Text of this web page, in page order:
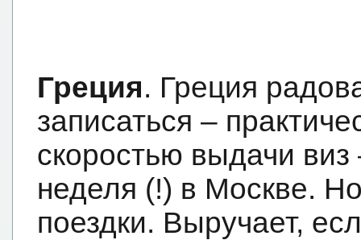
Греция. Греция
записаться –
скоростью выдачи
неделя (!) в Москве.
поездки. Выручает,